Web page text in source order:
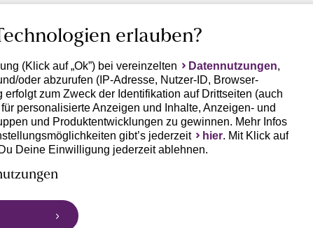
erlauben?
(Klick auf „Ok”) bei vereinzelten Datennutzungen,
oder abzurufen (IP-Adresse, Nutzer-ID, Browser-
zum Zweck der Identifikation auf Drittseiten (auch
personalisierte Anzeigen und Inhalte, Anzeigen- und
und Produktentwicklungen zu gewinnen. Mehr Infos
gibt’s jederzeit
hier. Mit Klick auf
Deine Einwilligung jederzeit ablehnen.
Endgerät abgerufene Daten (Trackingdaten) oder die